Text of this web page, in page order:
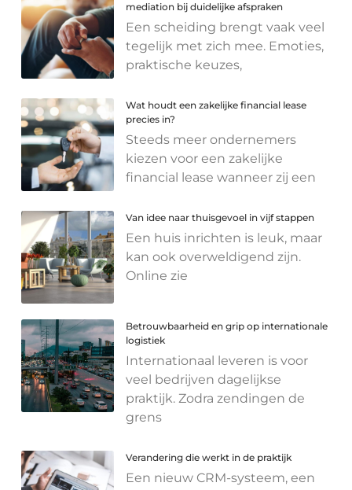
mediation bij duidelijke afspraken
Een scheiding brengt vaak veel
tegelijk met zich mee. Emoties,
praktische keuzes,
Wat houdt een zakelijke financial lease
precies in?
Steeds meer ondernemers
kiezen voor een zakelijke
financial lease wanneer zij een
Van idee naar thuisgevoel in vijf stappen
Een huis inrichten is leuk, maar
kan ook overweldigend zijn.
Online zie
Betrouwbaarheid en grip op internationale
logistiek
Internationaal leveren is voor
veel bedrijven dagelijkse
praktijk. Zodra zendingen de
grens
Verandering die werkt in de praktijk
Een nieuw CRM-systeem, een